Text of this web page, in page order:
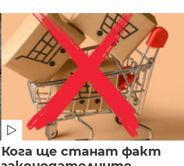
Кога ще станат факт